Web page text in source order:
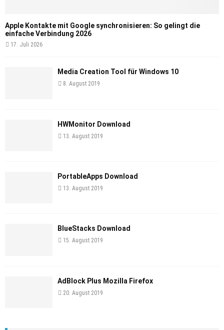
Apple Kontakte mit Google synchronisieren: So gelingt die
einfache Verbindung 2026
17. Juli 2026
Media Creation Tool für Windows 10
8. August 2019
HWMonitor Download
13. August 2019
PortableApps Download
13. August 2019
BlueStacks Download
15. August 2019
AdBlock Plus Mozilla Firefox
20. August 2019